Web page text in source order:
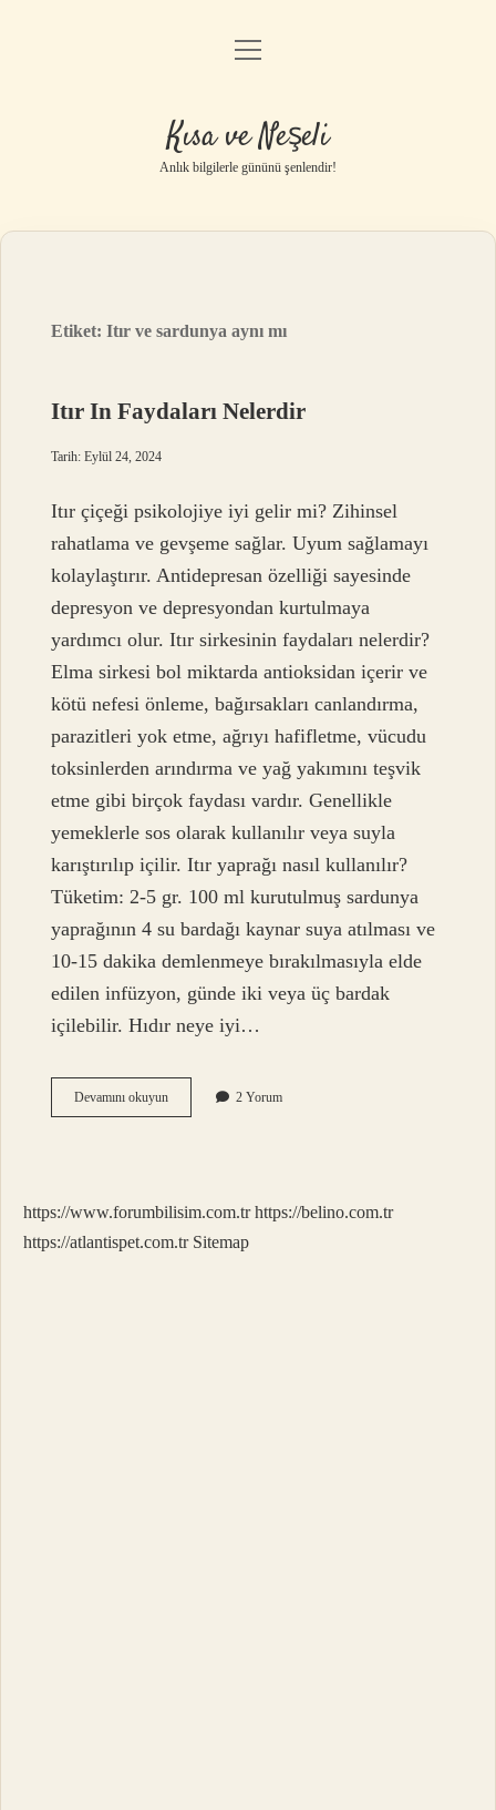
Anasayfa
Yasal Uyarı
menüyü
Kısa ve Neşeli
Anlık bilgilerle gününü şenlendir!
Etiket:Itır ve sardunya aynı mı
Itır In Faydaları Nelerdir
Tarih: Eylül 24, 2024
Itır çiçeği psikolojiye iyi gelir mi? Zihinsel
rahatlama ve gevşeme sağlar. Uyum sağlamayı
kolaylaştırır. Antidepresan özelliği sayesinde
depresyon ve depresyondan kurtulmaya
yardımcı olur. Itır sirkesinin faydaları nelerdir?
Elma sirkesi bol miktarda antioksidan içerir ve
kötü nefesi önleme, bağırsakları canlandırma,
parazitleri yok etme, ağrıyı hafifletme, vücudu
toksinlerden arındırma ve yağ yakımını teşvik
etme gibi birçok faydası vardır. Genellikle
yemeklerle sos olarak kullanılır veya suyla
karıştırılıp içilir. Itır yaprağı nasıl kullanılır?
Tüketim: 2-5 gr. 100 ml kurutulmuş sardunya
yaprağının 4 su bardağı kaynar suya atılması ve
10-15 dakika demlenmeye bırakılmasıyla elde
edilen infüzyon, günde iki veya üç bardak
içilebilir. Hıdır neye iyi…
Devamını okuyunItır
In
2 Yorum
https://www.forumbilisim.com.tr https://belino.com.tr
https://atlantispet.com.tr Sitemap